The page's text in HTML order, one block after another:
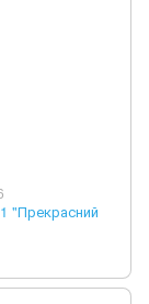
"Прекрасний